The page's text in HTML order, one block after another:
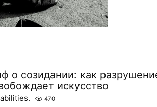
о созидании: как
искусство
470